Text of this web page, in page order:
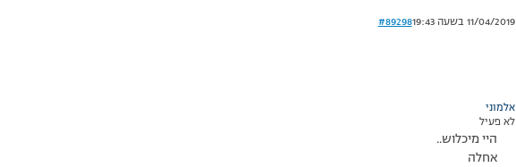
11/04/2019 בשעה 19:43 #89298
אלמוני
לא פעיל
היי מיכלוש..
אחלה